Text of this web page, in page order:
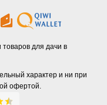
для дачи в
характер и ни при
офертой.